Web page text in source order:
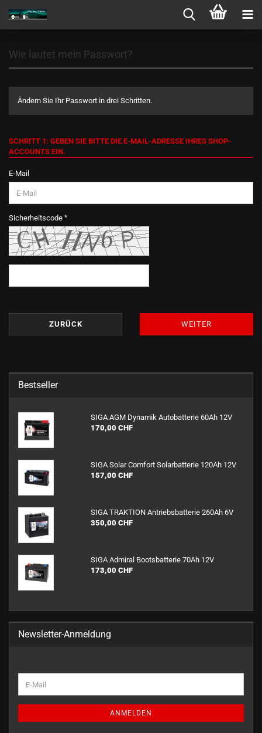
Wie lautet mein Passwort?
Ändern Sie Ihr Passwort in drei Schritten.
SCHRITT 1: GEBEN SIE BITTE DIE E-MAIL-ADRESSE IHRES SHOP-
ACCOUNTS EIN.
E-Mail
Sicherheitscode
ZURÜCK WEITER
Bestseller
SIGA AGM Dy­na­mik Au­to­bat­te­rie 60Ah 12V
170,00 CHF
SIGA Solar Com­fort So­lar­bat­te­rie 120Ah 12V
157,00 CHF
SIGA TRAK­TI­ON An­triebs­bat­te­rie 260Ah 6V
350,00 CHF
SIGA Ad­mi­ral Boots­bat­te­rie 70Ah 12V
173,00 CHF
Newsletter-Anmeldung
ZUR
E-
Mail
ANMELDEN